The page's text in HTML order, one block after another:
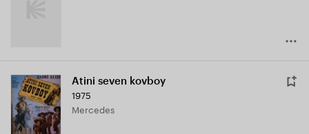
Atini seven kovboy
1975
Mercedes